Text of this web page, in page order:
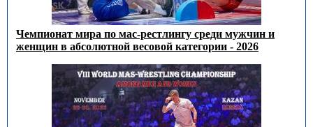
Чемпионат мира по мас-рестлингу среди мужчин и
женщин в абсолютной весовой категории - 2026